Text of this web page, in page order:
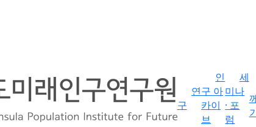
연
구
인
구 아
카이
브
세
미나
· 포
럼